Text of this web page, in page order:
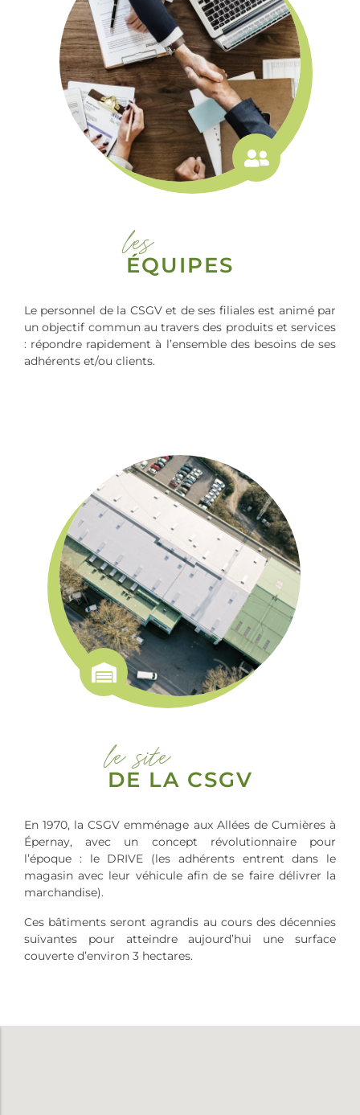
les
ÉQUIPES
Le personnel de la CSGV et de ses filiales est animé par
un objectif commun au travers des produits et services
: répondre rapidement à l’ensemble des besoins de ses
adhérents et/ou clients.
le site
DE LA CSGV
En 1970, la CSGV emménage aux Allées de Cumières à
Épernay, avec un concept révolutionnaire pour
l’époque : le DRIVE (les adhérents entrent dans le
magasin avec leur véhicule afin de se faire délivrer la
marchandise).
Ces bâtiments seront agrandis au cours des décennies
suivantes pour atteindre aujourd’hui une surface
couverte d’environ 3 hectares.